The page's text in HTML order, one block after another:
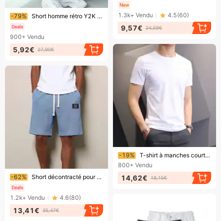
1.3k+ Vendu 4.5(60)
9,57€ 24,59€
Bientôt la fin !
-79% Short homme rétro Y2K street hip-hop décontracté, coupe ample, couleur unie, taille élastique mi-haute, noir, été/automne - a2
900+ Vendu
5,92€ 27,90€
Bientôt la fin !
-19%
T-shirt à manches courtes blanc pur pour homme, idéal pour le travail en été, les loisirs, le fitness, les loisirs, les loisirs, etc.
800+ Vendu
14,62€ 18,15€
Bientôt la fin !
-62% Short décontracté pour homme, nouveauté été, texture gaufrée simple, logo brodé, couleur unie, style américain
1.2k+ Vendu 4.6(80)
13,41€ 35,47€